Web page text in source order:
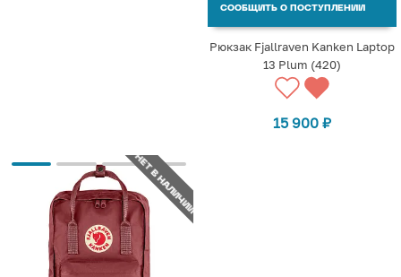
СООБЩИТЬ О ПОСТУПЛЕНИИ
Рюкзак Fjallraven Kanken Laptop
13 Plum (420)
15 900 ₽
НЕТ В НАЛИЧИИ